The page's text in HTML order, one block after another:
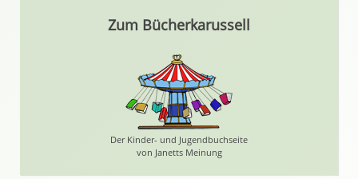
Zum Bücherkarussell
Der Kinder- und Jugendbuchseite
von Janetts Meinung